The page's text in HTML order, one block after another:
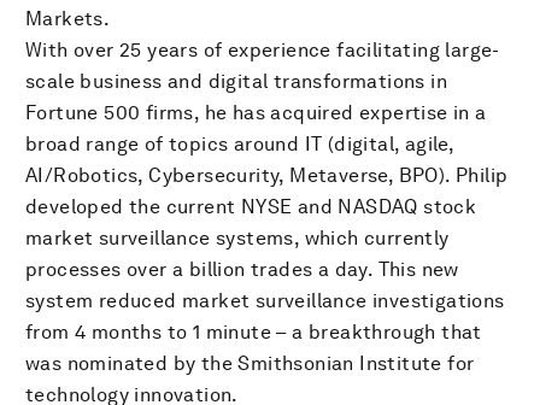
Markets.
With over 25 years of experience facilitating large-
scale business and digital transformations in
Fortune 500 firms, he has acquired expertise in a
broad range of topics around IT (digital, agile,
AI/Robotics, Cybersecurity, Metaverse, BPO). Philip
developed the current NYSE and NASDAQ stock
market surveillance systems, which currently
processes over a billion trades a day. This new
system reduced market surveillance investigations
from 4 months to 1 minute – a breakthrough that
was nominated by the Smithsonian Institute for
technology innovation.